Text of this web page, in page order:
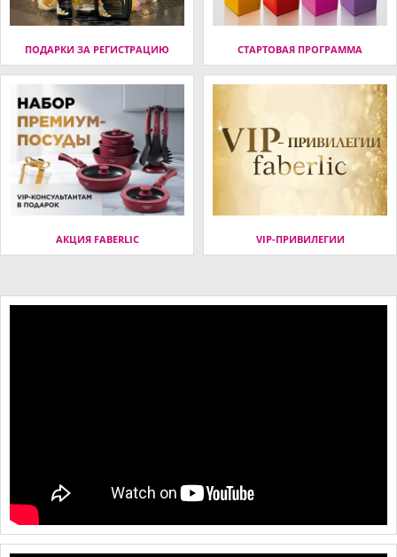
ПОДАРКИ ЗА РЕГИСТРАЦИЮ СТАРТОВАЯ ПРОГРАММА
АКЦИЯ FABERLIC VIP-ПРИВИЛЕГИИ